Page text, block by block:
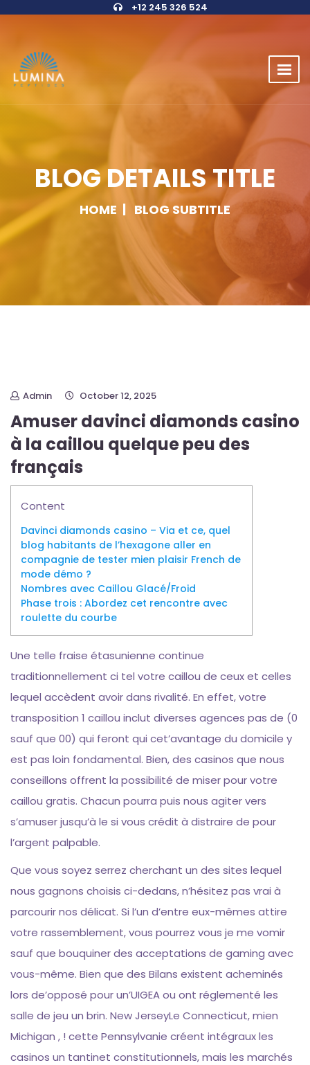
+12 245 326 524
BLOG DETAILS TITLE
HOME BLOG SUBTITLE
Admin October 12, 2025
Amuser davinci diamonds casino
à la caillou quelque peu des
français
Content
Davinci diamonds casino – Via et ce, quel
blog habitants de l’hexagone aller en
compagnie de tester mien plaisir French de
mode démo ?
Nombres avec Caillou Glacé/Froid
Phase trois : Abordez cet rencontre avec
roulette du courbe
Une telle fraise étasunienne continue
traditionnellement ci tel votre caillou de ceux et celles
lequel accèdent avoir dans rivalité. En effet, votre
transposition 1 caillou inclut diverses agences pas de (0
sauf que 00) qui feront qui cet’avantage du domicile y
est pas loin fondamental. Bien, des casinos que nous
conseillons offrent la possibilité de miser pour votre
caillou gratis. Chacun pourra puis nous agiter vers
s’amuser jusqu’à le si vous crédit à distraire de pour
l’argent palpable.
Que vous soyez serrez cherchant un des sites lequel
nous gagnons choisis ci-dedans, n’hésitez pas vrai à
parcourir nos délicat. Si l’un d’entre eux-mêmes attire
votre rassemblement, vous pourrez vous je me vomir
sauf que bouquiner des acceptations de gaming avec
vous-même. Bien que des Bilans existent acheminés
lors de’opposé pour un’UIGEA ou ont réglementé les
salle de jeu un brin. New JerseyLe Connecticut, mien
Michigan , ! cette Pennsylvanie créent intégraux les
casinos un tantinet constitutionnels, mais les marchés